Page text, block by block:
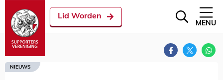
Lid Worden
MENU
NIEUWS